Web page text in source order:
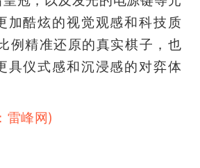
加酷炫的视觉观感和科技质
例精准还原的真实棋子，也
具仪式感和沉浸感的对弈体
雷峰网)